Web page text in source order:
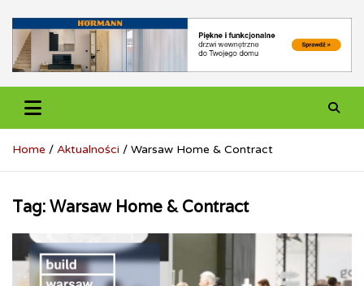
Home Aktualności Warsaw Home & Contract
Tag:Warsaw Home & Contract